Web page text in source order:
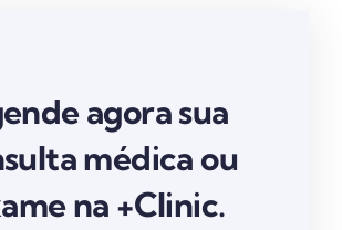
agora sua
médica ou
na +Clinic.